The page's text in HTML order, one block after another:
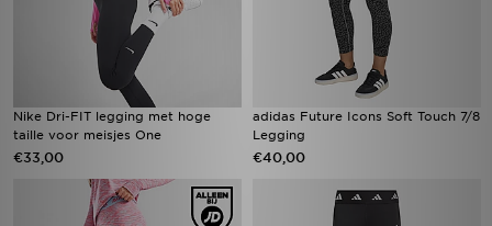
Nike Dri-FIT legging met hoge
taille voor meisjes One
€33,00
adidas Future Icons Soft Touch 7/8
Legging
€40,00